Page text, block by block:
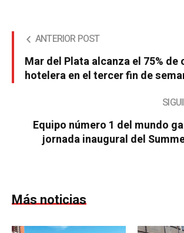
ANTERIOR POST
Mar del Plata alcanza el 75% de
hotelera en el tercer fin de
Equipo número 1 del mundo
jornada inaugural del
Más noticias